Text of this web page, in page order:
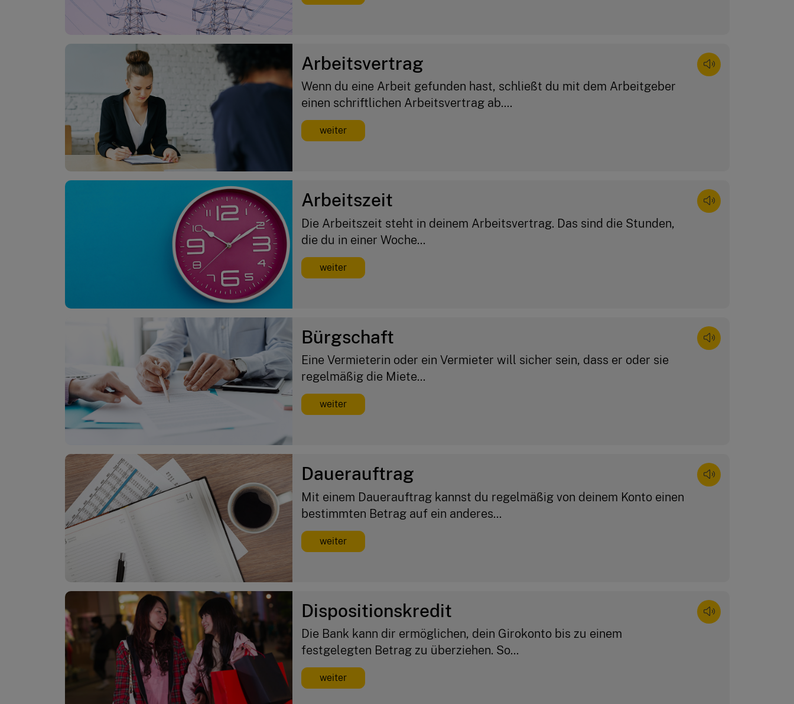
Arbeitsvertrag
Wenn du eine Arbeit gefunden hast, schließt du mit dem Arbeitgeber
einen schriftlichen Arbeitsvertrag ab....
weiter
Arbeitszeit
Die Arbeitszeit steht in deinem Arbeitsvertrag. Das sind die Stunden,
die du in einer Woche...
weiter
Bürgschaft
Eine Vermieterin oder ein Vermieter will sicher sein, dass er oder sie
regelmäßig die Miete...
weiter
Dauerauftrag
Mit einem Dauerauftrag kannst du regelmäßig von deinem Konto einen
bestimmten Betrag auf ein anderes...
weiter
Dispositionskredit
Die Bank kann dir ermöglichen, dein Girokonto bis zu einem
festgelegten Betrag zu überziehen. So...
weiter